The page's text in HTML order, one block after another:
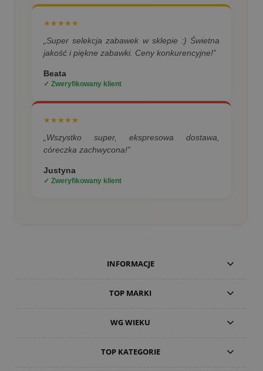
★★★★★
„Super selekcja zabawek w sklepie :) Świetna
jakość i piękne zabawki. Ceny konkurencyjne!”
Beata
✓ Zweryfikowany klient
★★★★★
„Wszystko super, ekspresowa dostawa,
córeczka zachwycona!”
Justyna
✓ Zweryfikowany klient
INFORMACJE
TOP MARKI
WG WIEKU
TOP KATEGORIE